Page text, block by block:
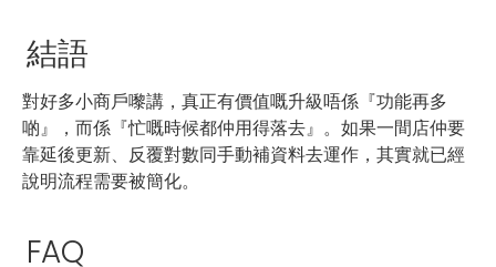
結語
對好多小商戶嚟講，真正有價值嘅升級唔係『功能再多
啲』，而係『忙嘅時候都仲用得落去』。如果一間店仲要
靠延後更新、反覆對數同手動補資料去運作，其實就已經
說明流程需要被簡化。
FAQ